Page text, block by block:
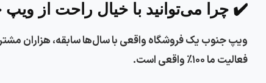
✔️ چرا می‌توانید با خیال راحت از ویپ
ویپ جنوب یک فروشگاه واقعی با سال‌ها سابقه، هزاران
فعالیت ما ۱۰۰٪ واقعی است.